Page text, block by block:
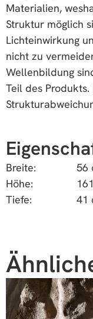
Materialien,
Struktur möglich
Lichteinwirkung
nicht zu
Wellenbildung
Teil des
Breite:
56
Höhe:
Tiefe:
41